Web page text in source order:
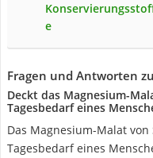
e
Fragen und Antworten
Deckt das Magnesium-
Tagesbedarf eines
Das Magnesium-Malat
Tagesbedarf eines